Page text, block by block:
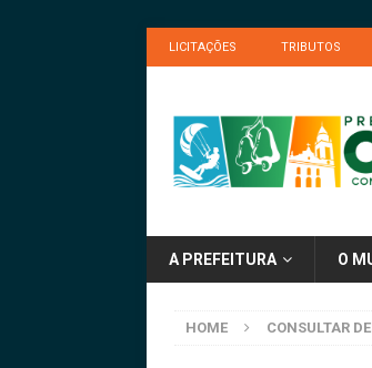
LICITAÇÕES TRIBUTOS
A PREFEITURA O
HOME CONSULTAR